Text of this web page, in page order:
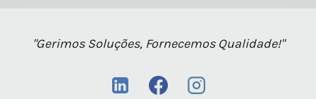
"Gerimos Soluções, Fornecemos Qualidade!"